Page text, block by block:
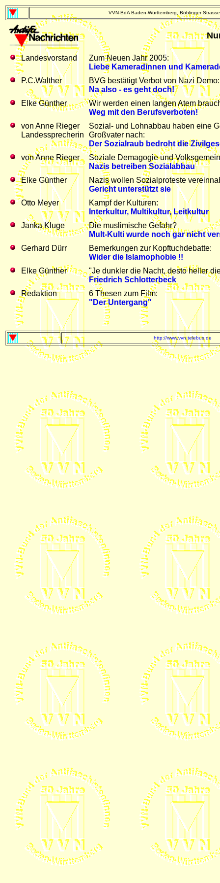
VVN-BdA Baden-Württemberg, Böblinger
Landesvorstand
Zum Neuen Jahr 2005:
Liebe Kameradinnen und
P.C.Walther
BVG bestätigt Verbot von Nazi Demo:
Na also - es geht doch!
Elke Günther
Wir werden einen langen Atem
Weg mit den Berufsverboten!
von Anne Rieger
Landessprecherin
Sozial- und Lohnabbau haben eine
Großvater nach:
Der Sozialraub bedroht die
von Anne Rieger
Soziale Demagogie und
Nazis betreiben Sozialabbau
Elke Günther
Nazis wollen Sozialproteste
Gericht unterstützt sie
Otto Meyer
Kampf der Kulturen:
Interkultur, Multikultur, Leitkultur
Janka Kluge
Die muslimische Gefahr?
Mult-Kulti wurde noch gar nicht
Gerhard Dürr
Bemerkungen zur Kopftuchdebatte:
Wider die Islamophobie !!
Elke Günther
"Je dunkler die Nacht, desto heller
Friedrich Schlotterbeck
Redaktion
6 Thesen zum Film:
"Der Untergang"
http://www.vvn.telebus.de